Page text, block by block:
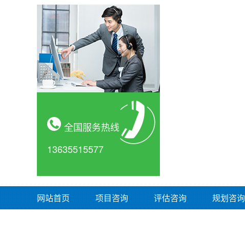
全国服务热线
13635515577
网站首页 项目咨询 评估咨询 规划咨询